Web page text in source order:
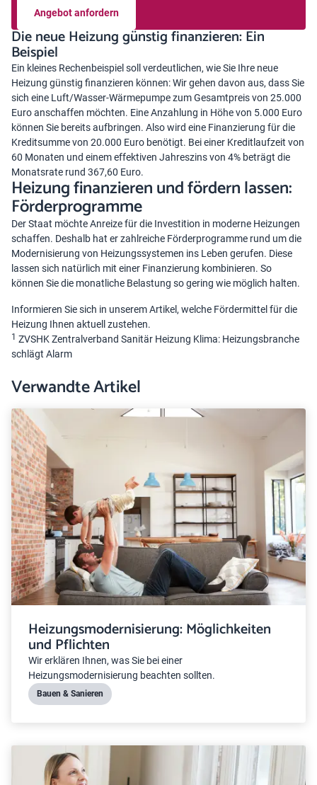
Angebot anfordern
Die neue Heizung günstig finanzieren: Ein
Beispiel
Ein kleines Rechenbeispiel soll verdeutlichen, wie Sie Ihre neue
Heizung günstig finanzieren können: Wir gehen davon aus, dass Sie
sich eine Luft/Wasser-Wärmepumpe zum Gesamtpreis von 25.000
Euro anschaffen möchten. Eine Anzahlung in Höhe von 5.000 Euro
können Sie bereits aufbringen. Also wird eine Finanzierung für die
Kreditsumme von 20.000 Euro benötigt. Bei einer Kreditlaufzeit von
60 Monaten und einem effektiven Jahreszins von 4% beträgt die
Monatsrate rund 367,60 Euro.
Heizung finanzieren und fördern lassen:
Förderprogramme
Der Staat möchte Anreize für die Investition in moderne Heizungen
schaffen. Deshalb hat er zahlreiche Förderprogramme rund um die
Modernisierung von Heizungssystemen ins Leben gerufen. Diese
lassen sich natürlich mit einer Finanzierung kombinieren. So
können Sie die monatliche Belastung so gering wie möglich halten.
Informieren Sie sich in unserem Artikel, welche Fördermittel für die
Heizung Ihnen aktuell zustehen.
1 ZVSHK Zentralverband Sanitär Heizung Klima: Heizungsbranche
schlägt Alarm
Verwandte Artikel
Heizungsmodernisierung: Möglichkeiten
und Pflichten
Wir erklären Ihnen, was Sie bei einer
Heizungsmodernisierung beachten sollten.
Bauen & Sanieren